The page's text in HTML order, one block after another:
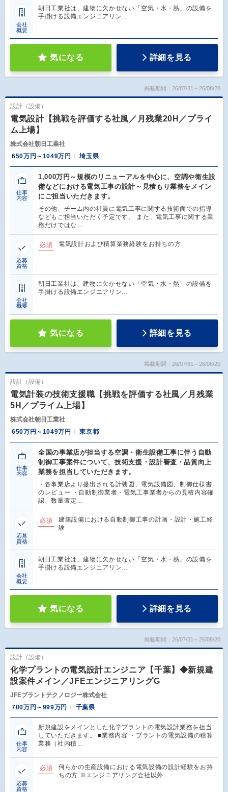
会社
概要
朝日工業社は、建物に欠かせない「空気・水・熱」の設備を
手掛ける設備エンジニアリン…
気になる 詳細を見る
掲載期間：26/07/31～26/08/20
設計（設備）
電気設計【挑戦を評価する社風／月残業20H／プライ
ム上場】
株式会社朝日工業社
650万円～1049万円
埼玉県
仕事
内容
1,000万円～規模のリニューアルを中心に、空調や衛生設
備などにおける電気工事の設計～見積もり業務をメイン
にご担当いただきます。
その他、チーム内の社員に電気工事に関する技術面での指導
などもご担当いただく予定です。 また、電気工事に関する業
務だけではな…
応募
資格
必須 電気設計および積算業務経験をお持ちの方
会社
概要
朝日工業社は、建物に欠かせない「空気・水・熱」の設備を
手掛ける設備エンジニアリン…
気になる 詳細を見る
掲載期間：26/07/31～26/08/20
設計（設備）
電気計装の技術支援職【挑戦を評価する社風／月残業
5H／プライム上場】
株式会社朝日工業社
650万円～1049万円
東京都
仕事
内容
全国の事業店が担当する空調・衛生設備工事に伴う自動
制御工事案件について、技術支援・設計審査・品質向上
業務を担当していただきます。
・各事業店より提出される計装図、電気設備図、制御仕様書
のレビュー ・自動制御業者・電気工事業者からの見積内容確
認、数量査定…
応募
資格
必須
建築設備における自動制御工事の計画・設計・施工経
験
会社
概要
朝日工業社は、建物に欠かせない「空気・水・熱」の設備を
手掛ける設備エンジニアリン…
気になる 詳細を見る
掲載期間：26/07/31～26/08/20
設計（設備）
化学プラントの電気設計エンジニア【千葉】◆新規建
設案件メイン／JFEエンジニアリングG
JFEプラントテクノロジー株式会社
700万円～999万円
千葉県
仕事
内容
新規建設をメインとした化学プラントの電気設計業務を担当
していただきます。 ■業務内容 ・プラントの電気設備の積算
業務（社内積…
応募
資格
必須
何らかの生産設備における電気設備の設計経験をお持
ちの方 ※エンジニアリング会社以外…